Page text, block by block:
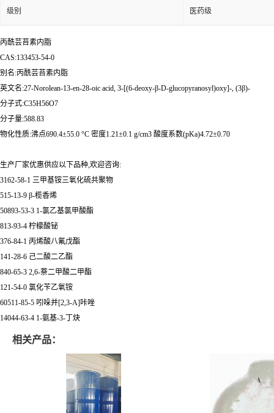
级别 医药级
丙酰芸苔素内脂
CAS:133453-54-0
别名:丙酰芸苔素内脂
英文名:27-Norolean-13-en-28-oic acid, 3-[(6-deoxy-β-D-glucopyranosyl)oxy]-, (3β)-
分子式:C35H56O7
分子量:588.83
物化性质:沸点690.4±55.0 °C 密度1.21±0.1 g/cm3 酸度系数(pKa)4.72±0.70
生产厂家优惠供应以下品种,欢迎咨询:
3162-58-1 三甲基铵三氧化硫共聚物
515-13-9 β-榄香烯
50893-53-3 1-氯乙基氯甲酸酯
813-93-4 柠檬酸铋
376-84-1 丙烯酸八氟戊酯
141-28-6 己二酸二乙酯
840-65-3 2,6-萘二甲酸二甲酯
121-54-0 氯化苄乙氧铵
60511-85-5 吲哚并[2,3-A]咔唑
14044-63-4 1-氨基-3-丁炔
相关产品：